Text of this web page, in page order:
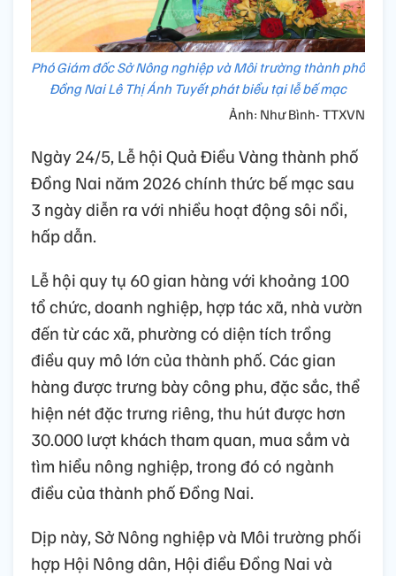
Phó Giám đốc Sở Nông nghiệp và Môi trường thành phố
Đồng Nai Lê Thị Ánh Tuyết phát biểu tại lễ bế mạc
Ảnh: Như Bình- TTXVN
Ngày 24/5, Lễ hội Quả Điều Vàng thành phố
Đồng Nai năm 2026 chính thức bế mạc sau
3 ngày diễn ra với nhiều hoạt động sôi nổi,
hấp dẫn.
Lễ hội quy tụ 60 gian hàng với khoảng 100
tổ chức, doanh nghiệp, hợp tác xã, nhà vườn
đến từ các xã, phường có diện tích trồng
điều quy mô lớn của thành phố. Các gian
hàng được trưng bày công phu, đặc sắc, thể
hiện nét đặc trưng riêng, thu hút được hơn
30.000 lượt khách tham quan, mua sắm và
tìm hiểu nông nghiệp, trong đó có ngành
điều của thành phố Đồng Nai.
Dịp này, Sở Nông nghiệp và Môi trường phối
hợp Hội Nông dân, Hội điều Đồng Nai và